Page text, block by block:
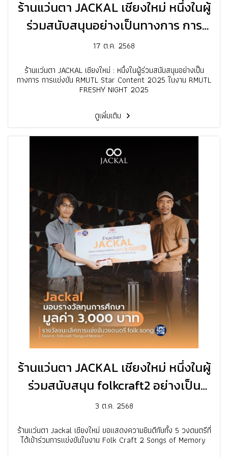
ร้านแว่นตา JACKAL เชียงใหม่ หนึ่งในผู้
ร่วมสนับสนุนอย่างเป็นทางการ การ
แข่งขัน RMUTL Star Content 2025
17 ต.ค. 2568
ร้านแว่นตา JACKAL เชียงใหม่ : หนึ่งในผู้ร่วมสนับสนุนอย่างเป็น
ทางการ การแข่งขัน RMUTL Star Content 2025 ในงาน RMUTL
FRESHY NIGHT 2025
ดูเพิ่มเติม
ร้านแว่นตา JACKAL เชียงใหม่ หนึ่งในผู้
ร่วมสนับสนุน folkcraft2 อย่างเป็น
ทางการ
3 ต.ค. 2568
ร้านแว่นตา Jackal เชียงใหม่ ขอแสดงความยินดีกับทั้ง 5 วงดนตรีที่
ได้เข้าร่วมการแข่งขันในงาน Folk Craft 2 Songs of Memory ️